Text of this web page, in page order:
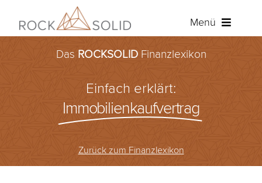
Inhalt
Menü
Baufinanzierung
Ratenkredit
Über ROCKSOLID
Das ROCKSOLIDFinanzlexikon
Einfach erklärt:
Immobilienkaufvertrag
Zurück zum Finanzlexikon